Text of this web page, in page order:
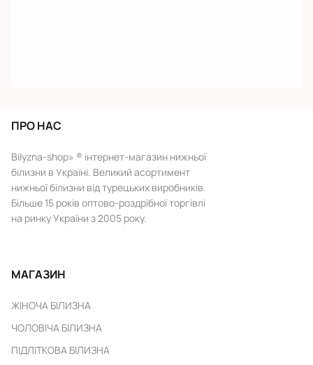
ПРО НАС
Bilyzna-shop» ® інтернет-магазин нижньої
білизни в Україні. Великий асортимент
нижньої білизни від турецьких виробників.
Більше 15 років оптово-роздрібної торгівлі
на ринку України з 2005 року.
МАГАЗИН
ЖІНОЧА БІЛИЗНА
ЧОЛОВІЧА БІЛИЗНА
ПІДЛІТКОВА БІЛИЗНА